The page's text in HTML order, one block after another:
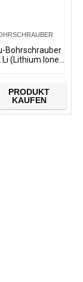
Bohrschrauber
(Lithium Ionen,
PRODUKT
KAUFEN